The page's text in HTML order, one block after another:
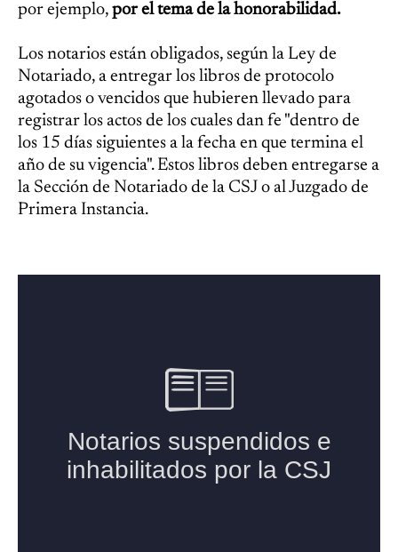
por ejemplo, por el tema de la honorabilidad.
Los notarios están obligados, según la Ley de
Notariado, a entregar los libros de protocolo
agotados o vencidos que hubieren llevado para
registrar los actos de los cuales dan fe "dentro de
los 15 días siguientes a la fecha en que termina el
año de su vigencia". Estos libros deben entregarse a
la Sección de Notariado de la CSJ o al Juzgado de
Primera Instancia.